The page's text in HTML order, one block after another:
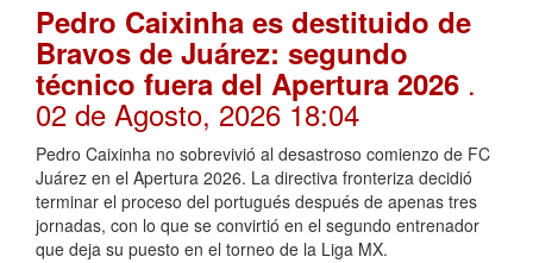
Pedro Caixinha es destituido de
Bravos de Juárez: segundo
técnico fuera del Apertura 2026 .
02 de Agosto, 2026 18:04
Pedro Caixinha no sobrevivió al desastroso comienzo de FC
Juárez en el Apertura 2026. La directiva fronteriza decidió
terminar el proceso del portugués después de apenas tres
jornadas, con lo que se convirtió en el segundo entrenador
que deja su puesto en el torneo de la Liga MX.